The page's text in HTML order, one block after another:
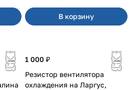
В корзину
1 000 ₽
Резистор вентилятора
охлаждения на Ларгус,